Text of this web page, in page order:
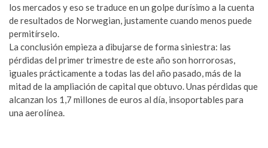
los mercados y eso se traduce en un golpe durísimo a la cuenta
de resultados de Norwegian, justamente cuando menos puede
permitírselo.
La conclusión empieza a dibujarse de forma siniestra: las
pérdidas del primer trimestre de este año son horrorosas,
iguales prácticamente a todas las del año pasado, más de la
mitad de la ampliación de capital que obtuvo. Unas pérdidas que
alcanzan los 1,7 millones de euros al día, insoportables para
una aerolínea.